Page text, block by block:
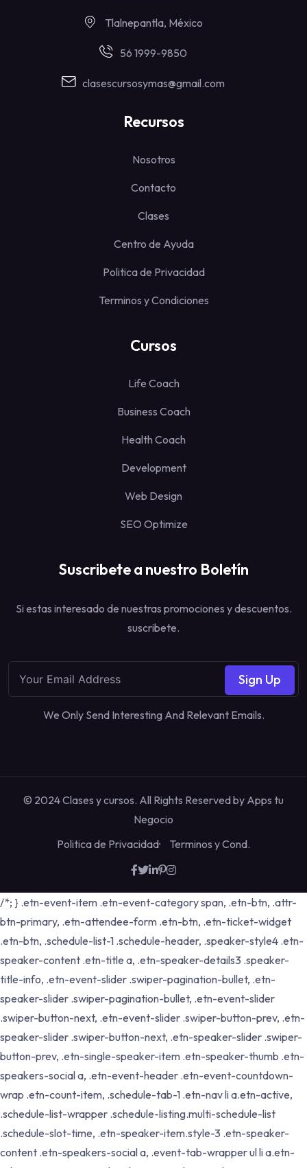
Tlalnepantla, México
56 1999-9850
clasescursosymas@gmail.com
Recursos
Nosotros
Contacto
Clases
Centro de Ayuda
Politica de Privacidad
Terminos y Condiciones
Cursos
Life Coach
Business Coach
Health Coach
Development
Web Design
SEO Optimize
Suscribete a nuestro Boletín
Si estas interesado de nuestras promociones y descuentos.
suscribete.
Sign Up
We Only Send Interesting And Relevant Emails.
© 2024 Clases y cursos. All Rights Reserved by Apps tu
Negocio
Politica de Privacidad
Terminos y Cond.
/*; } .etn-event-item .etn-event-category span, .etn-btn, .attr-
btn-primary, .etn-attendee-form .etn-btn, .etn-ticket-widget
.etn-btn, .schedule-list-1 .schedule-header, .speaker-style4 .etn-
speaker-content .etn-title a, .etn-speaker-details3 .speaker-
title-info, .etn-event-slider .swiper-pagination-bullet, .etn-
speaker-slider .swiper-pagination-bullet, .etn-event-slider
.swiper-button-next, .etn-event-slider .swiper-button-prev, .etn-
speaker-slider .swiper-button-next, .etn-speaker-slider .swiper-
button-prev, .etn-single-speaker-item .etn-speaker-thumb .etn-
speakers-social a, .etn-event-header .etn-event-countdown-
wrap .etn-count-item, .schedule-tab-1 .etn-nav li a.etn-active,
.schedule-list-wrapper .schedule-listing.multi-schedule-list
.schedule-slot-time, .etn-speaker-item.style-3 .etn-speaker-
content .etn-speakers-social a, .event-tab-wrapper ul li a.etn-